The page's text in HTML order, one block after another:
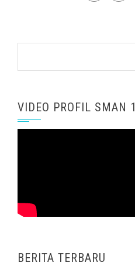
VIDEO PROFIL SMAN
BERITA TERBARU